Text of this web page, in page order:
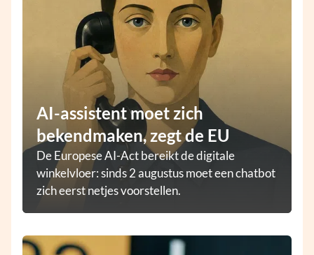
AI-assistent moet zich
bekendmaken, zegt de EU
De Europese AI-Act bereikt de digitale
winkelvloer: sinds 2 augustus moet een chatbot
zich eerst netjes voorstellen.